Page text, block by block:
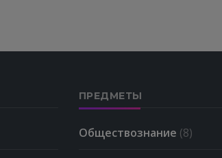
ПРЕДМЕТЫ
Обществознание (8)